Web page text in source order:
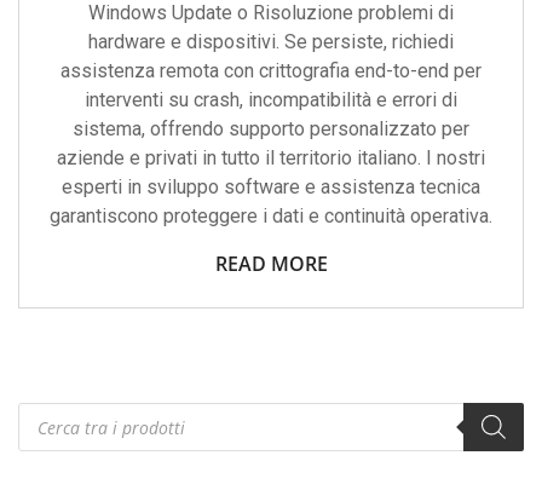
Windows Update o Risoluzione problemi di
hardware e dispositivi. Se persiste, richiedi
assistenza remota con crittografia end-to-end per
interventi su crash, incompatibilità e errori di
sistema, offrendo supporto personalizzato per
aziende e privati in tutto il territorio italiano. I nostri
esperti in sviluppo software e assistenza tecnica
garantiscono proteggere i dati e continuità operativa.
READ MORE
Products
search